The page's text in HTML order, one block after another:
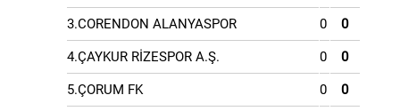
3.CORENDON ALANYASPOR 0 0
4.ÇAYKUR RİZESPOR A.Ş. 0 0
5.ÇORUM FK 0 0